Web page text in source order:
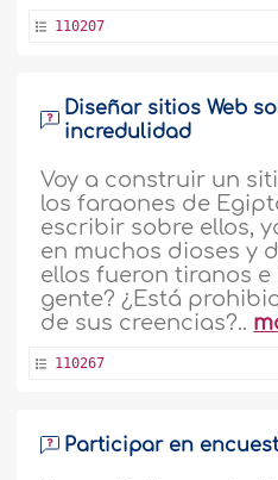
110207
Diseñar sitios Web
incredulidad
Voy a construir un
los faraones de
escribir sobre ellos,
en muchos dioses y
ellos fueron tiranos
gente? ¿Está
de sus creencias?..
110267
Participar en